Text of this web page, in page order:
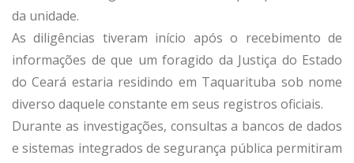
da unidade.
As diligências tiveram início após o recebimento de
informações de que um foragido da Justiça do Estado
do Ceará estaria residindo em Taquarituba sob nome
diverso daquele constante em seus registros oficiais.
Durante as investigações, consultas a bancos de dados
e sistemas integrados de segurança pública permitiram